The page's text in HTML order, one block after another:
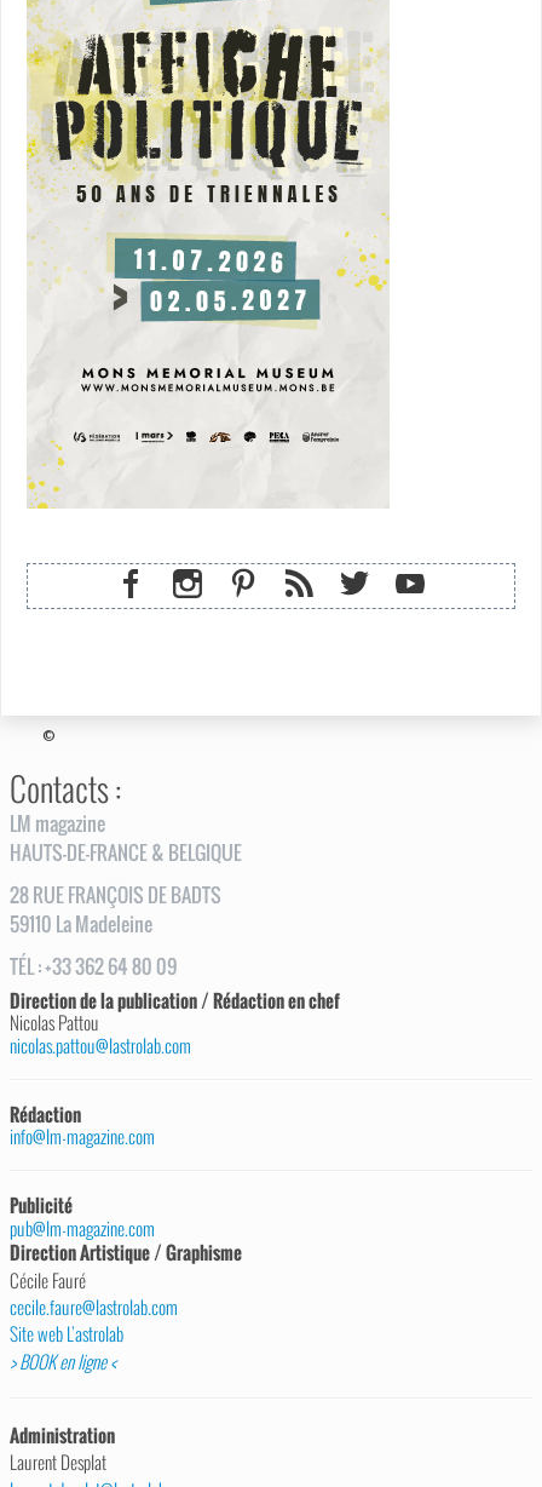
©
Contacts :
LM magazine
HAUTS-DE-FRANCE & BELGIQUE
28RUEFRANÇOIS DE BADTS
59110 La Madeleine
TÉL:+33 362 64 80 09
Direction de la publication / Rédaction en chef
Nicolas Pattou
nicolas.pattou@lastrolab.com
Rédaction
info@lm-magazine.com
Publicité
pub@lm-magazine.com
Direction Artistique / Graphisme
Cécile Fauré
cecile.faure@lastrolab.com
Site web L’astrolab
> BOOK en ligne <
Administration
Laurent Desplat